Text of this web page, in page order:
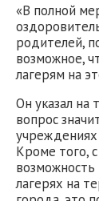
«В полной
родителей,
возможное,
лагерям на
Он указал на
вопрос
Кроме того,
лагерях на